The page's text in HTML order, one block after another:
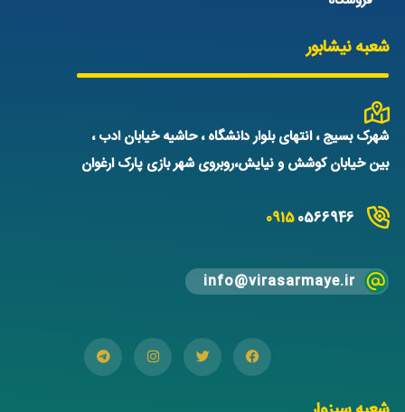
شعبه نیشابور
شهرک بسیج ، انتهای بلوار دانشگاه ، حاشیه خیابان ادب ،
بین خیابان کوشش و نیایش،روبروی شهر بازی پارک ارغوان
09150566946
info@virasarmaye.ir